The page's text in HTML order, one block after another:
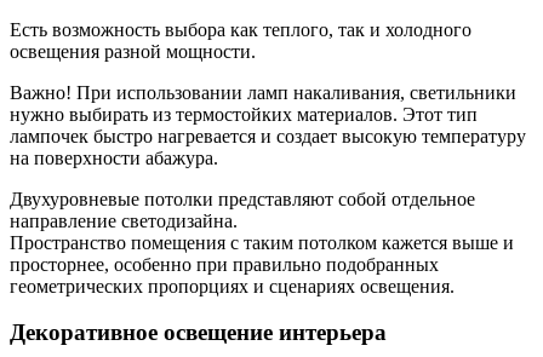
Есть возможность выбора как теплого, так и холодного
освещения разной мощности.
Важно! При использовании ламп накаливания, светильники
нужно выбирать из термостойких материалов. Этот тип
лампочек быстро нагревается и создает высокую температуру
на поверхности абажура.
Двухуровневые потолки представляют собой отдельное
направление светодизайна.
Пространство помещения с таким потолком кажется выше и
просторнее, особенно при правильно подобранных
геометрических пропорциях и сценариях освещения.
Декоративное освещение интерьера